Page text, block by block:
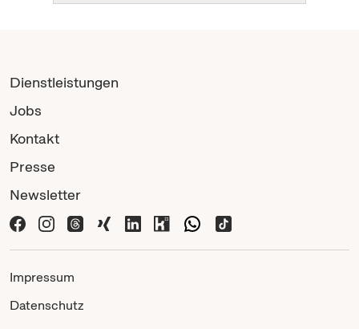
Dienstleistungen
Jobs
Kontakt
Presse
Newsletter
Impressum
Datenschutz